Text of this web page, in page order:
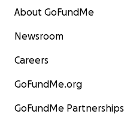
About GoFundMe
Newsroom
Careers
GoFundMe.org
GoFundMe Partnerships